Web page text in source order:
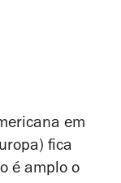
em
fica
é amplo o